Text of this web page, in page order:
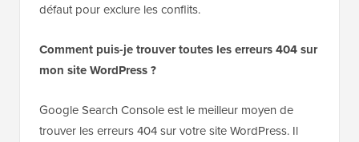
défaut pour exclure les conflits.
Comment puis-je trouver toutes les erreurs 404 sur
mon site WordPress ?
Google Search Console est le meilleur moyen de
trouver les erreurs 404 sur votre site WordPress. Il